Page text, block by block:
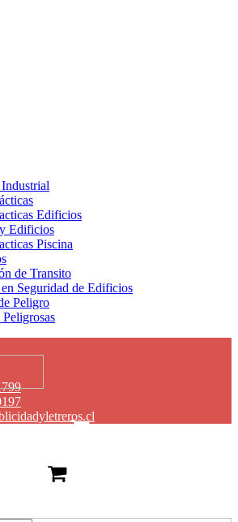
Edificios
Edificios
Piscina
de Transito
en Seguridad de Edificios
Peligro
Peligrosas